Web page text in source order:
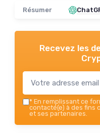
Résumer
Recevez les
* En remplissant ce
contacté(e) à des fins
et ses partenaires.